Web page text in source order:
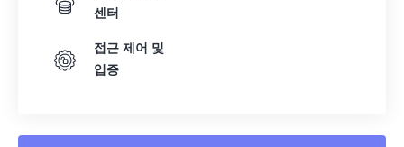
센터
접근 제어 및
입증